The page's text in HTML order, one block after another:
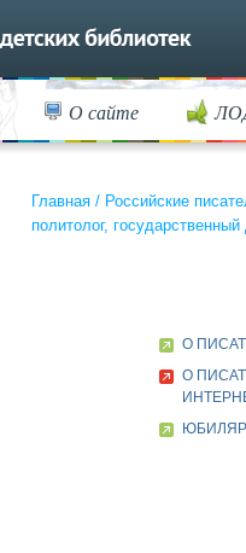
О сайте
Главная / Российские
политолог,
О
О
ЮБИЛЯР